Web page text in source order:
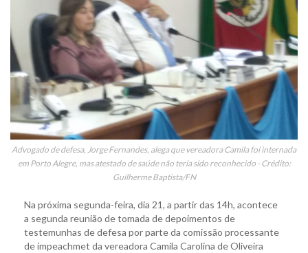
Advogado de defesa, Jorge Fernandes, alega que vereadora Camila foi internada
em Porto Alegre, mas atestado de saúde não teria sido reconhecido - Crédito:
Guilherme Baptista/FN
Na próxima segunda-feira, dia 21, a partir das 14h, acontece
a segunda reunião de tomada de depoimentos de
testemunhas de defesa por parte da comissão processante
de impeachmet da vereadora Camila Carolina de Oliveira